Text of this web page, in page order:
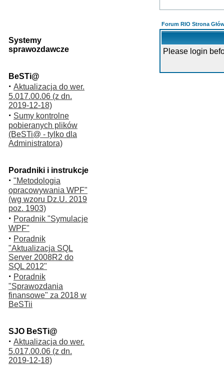
Systemy
sprawozdawcze
BeSTi@
· Aktualizacja do wer.
5.017.00.06 (z dn.
2019-12-18)
· Sumy kontrolne
pobieranych plików
(BeSTi@ - tylko dla
Administratora)
Poradniki i instrukcje
· "Metodologia
opracowywania WPF"
(wg wzoru Dz.U. 2019
poz. 1903)
· Poradnik "Symulacje
WPF"
· Poradnik
"Aktualizacja SQL
Server 2008R2 do
SQL 2012"
· Poradnik
"Sprawozdania
finansowe" za 2018 w
BeSTii
SJO BeSTi@
· Aktualizacja do wer.
5.017.00.06 (z dn.
2019-12-18)
Forum RIO Strona
Please login